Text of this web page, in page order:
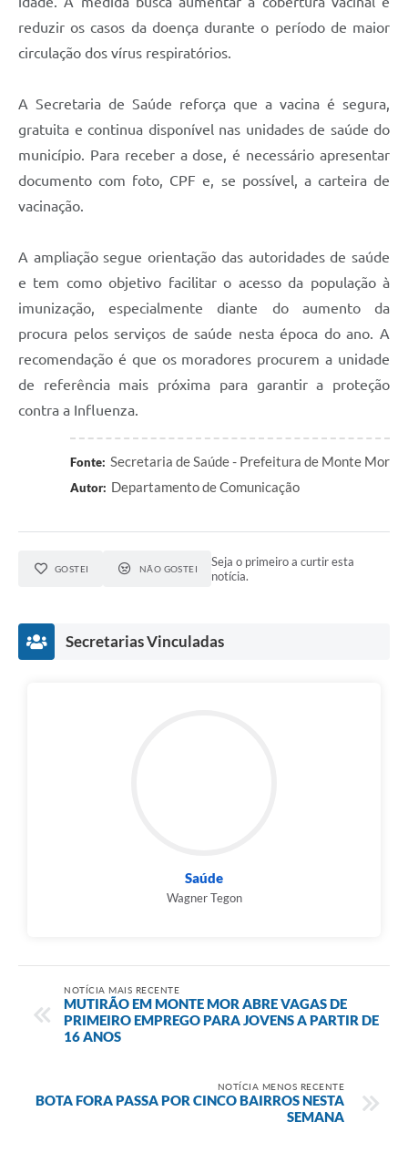
reduzir os casos da doença durante o período de maior
circulação dos vírus respiratórios.
A Secretaria de Saúde reforça que a vacina é segura,
gratuita e continua disponível nas unidades de saúde do
município. Para receber a dose, é necessário apresentar
documento com foto, CPF e, se possível, a carteira de
vacinação.
A ampliação segue orientação das autoridades de saúde
e tem como objetivo facilitar o acesso da população à
imunização, especialmente diante do aumento da
procura pelos serviços de saúde nesta época do ano. A
recomendação é que os moradores procurem a unidade
de referência mais próxima para garantir a proteção
contra a Influenza.
Fonte: Secretaria de Saúde - Prefeitura de Monte Mor
Autor: Departamento de Comunicação
GOSTEI NÃO GOSTEI
Seja o primeiro a curtir esta
notícia.
Secretarias Vinculadas
Saúde
Wagner Tegon
NOTÍCIA MAIS RECENTE
MUTIRÃO EM MONTE MOR ABRE VAGAS DE
PRIMEIRO EMPREGO PARA JOVENS A PARTIR DE
16 ANOS
NOTÍCIA MENOS RECENTE
BOTA FORA PASSA POR CINCO BAIRROS NESTA
SEMANA